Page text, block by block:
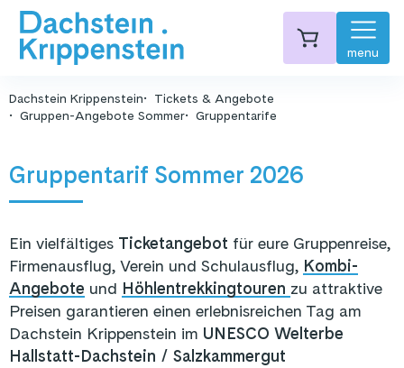
menu
Dachstein Krippenstein
Tickets & Angebote
Gruppen-Angebote Sommer
Gruppentarife
Gruppentarif Sommer 2026
Ein vielfältiges Ticketangebot für eure Gruppenreise,
Firmenausflug, Verein und Schulausflug, Kombi-
Angebote und Höhlentrekkingtouren zu attraktive
Preisen garantieren einen erlebnisreichen Tag am
Dachstein Krippenstein im UNESCO Welterbe
Hallstatt-Dachstein / Salzkammergut